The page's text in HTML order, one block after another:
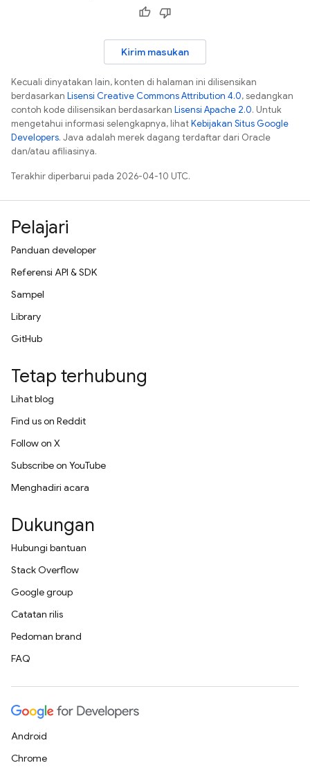
Kirim masukan
Kecuali dinyatakan lain, konten di halaman ini dilisensikan
berdasarkan Lisensi Creative Commons Attribution 4.0, sedangkan
contoh kode dilisensikan berdasarkan Lisensi Apache 2.0. Untuk
mengetahui informasi selengkapnya, lihatKebijakan Situs Google
Developers. Java adalah merek dagang terdaftar dari Oracle
dan/atau afiliasinya.
Terakhir diperbarui pada 2026-04-10 UTC.
Pelajari
Panduan developer
Referensi API & SDK
Sampel
Library
GitHub
Tetap terhubung
Lihat blog
Find us on Reddit
Follow on X
Subscribe on YouTube
Menghadiri acara
Dukungan
Hubungi bantuan
Stack Overflow
Google group
Catatan rilis
Pedoman brand
FAQ
Android
Chrome